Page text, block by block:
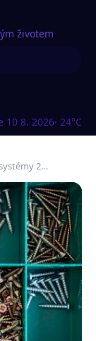
životem
10 8. 2026· 24°C
2…